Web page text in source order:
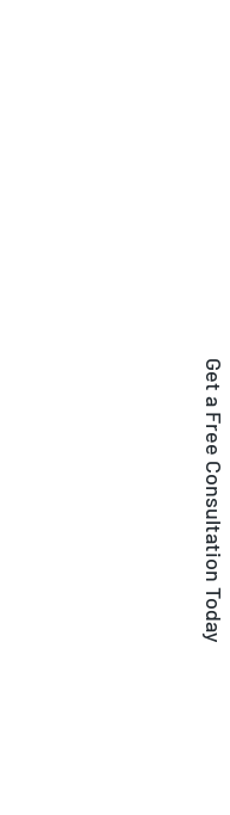
Get a Free Consultation Today